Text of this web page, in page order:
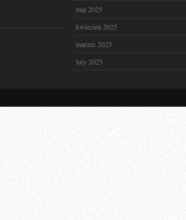
maj 2025
kwiecień 2025
marzec 2025
luty 2025